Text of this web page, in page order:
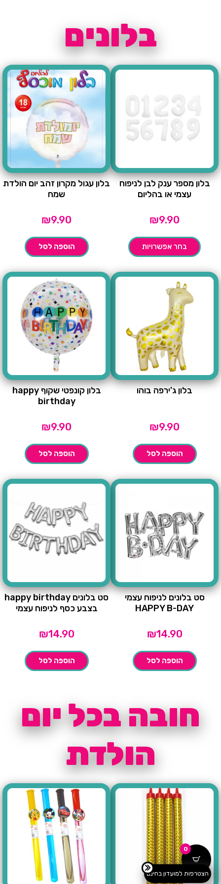
בלונים
בלון מספר ענק לבן לניפוח
עצמי או בהליום
₪9.90
בחר אפשרויות
בלון עגול מקרון זהב יום הולדת
שמח
₪9.90
הוספה לסל
בלון ג'ירפה בוהו
₪9.90
הוספה לסל
בלון קונפטי שקוף happy
birthday
₪9.90
הוספה לסל
סט בלונים לניפוח עצמי
HAPPY B-DAY
₪14.90
הוספה לסל
סט בלונים happy birthday
בצבע כסף לניפוח עצמי
₪14.90
הוספה לסל
חובה בכל יום
הולדת
0
הצטרפות למועדון בחינם